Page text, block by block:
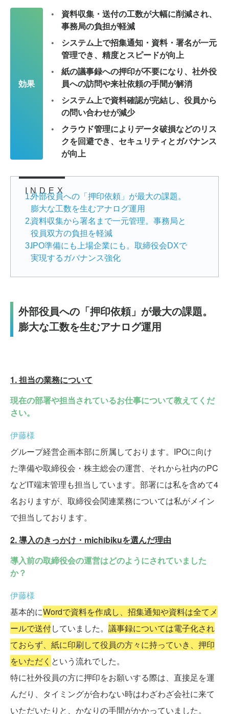
効果
資料収集・送付の工数が大幅に削減され、
事務局の負担が軽減
システム上で招集通知・資料・署名が一元
管理でき、精度とスピードが向上
紙の議事録への押印が不要になり、社外役
員への訪問や来社依頼の手間が解消
システム上で資料確認が完結し、役員から
の問い合わせが減少
クラウド管理によりデータ破損などのリス
クを回避でき、セキュリティとガバナンス
が向上
INDEX
1.外部役員への「押印依頼」が最大の課題。
膨大な工数を生むアナログ運用
2.資料収集から署名まで一元管理。事務局と
役員双方の負担を軽減
3.IPO準備にも上場企業にも。取締役会DXで
実現するガバナンス強化
外部役員への「押印依頼」が最大の課題。
膨大な工数を生むアナログ運用
1. 担当の業務について
現在の部署や担当されているお仕事について教えてくだ
さい。
伊藤様
グループ経営企画本部に所属しております。IPOに向け
た準備や取締役会・株主総会の運営、それから社内のPC
などIT端末管理も担当しています。部署には私を含めて4
名おりますが、取締役会関連業務については私がメイン
で担当しております。
2. 導入のきっかけ・michibikuを選んだ理由
導入前の取締役会の運営はどのようにされていました
か？
伊藤様
基本的にWordで資料を作成し、招集通知や資料は全てメ
ールで送付していました。 議事録については電子化され
ておらず、紙に印刷して役員の方々に持っていき、押印
をいただく という流れでした。
特に社外役員の方に押印をお願いする際は、直接足を運
んだり、タイミングが合わない時はわざわざ会社に来て
いただいたりと、かなりの手間がかかっていました。